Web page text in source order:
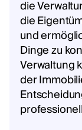
die
die
und
Dinge zu
Verwaltung
der